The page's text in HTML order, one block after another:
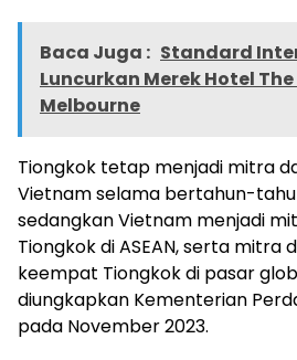
Baca Juga : Standard
Luncurkan Merek Hotel
Melbourne
Tiongkok tetap menjadi mitra
Vietnam selama bertahun-
sedangkan Vietnam menjadi
Tiongkok di ASEAN, serta mitra
keempat Tiongkok di pasar
diungkapkan Kementerian
pada November 2023.